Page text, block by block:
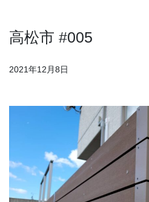
高松市 #005
2021年12月8日